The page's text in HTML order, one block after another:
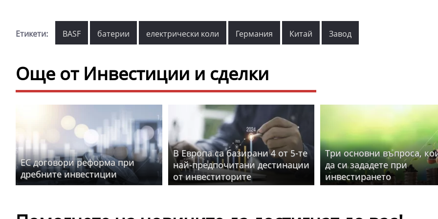
Етикети: BASF батерии електрически коли Германия Китай Завод
Още от Инвестиции и сделки
ЕС договори реформа при
дребните инвестиции
В Европа са базирани 4 от 5-те
най-предпочитани дестинации
от инвеститорите
Три основни въпроса,
да си зададете при
инвестирането